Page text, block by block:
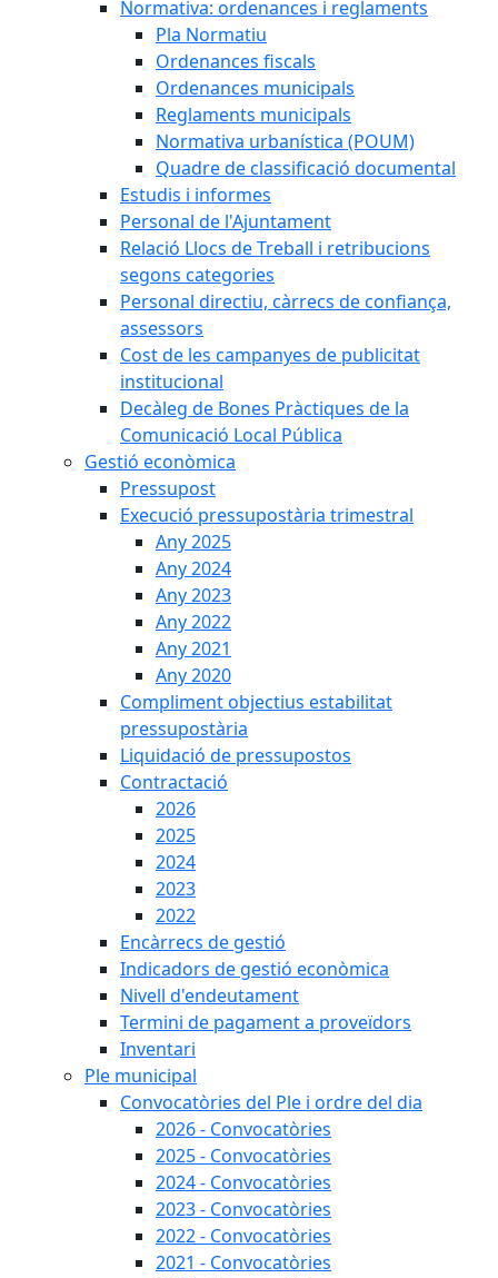
Normativa: ordenances i reglaments
Pla Normatiu
Ordenances fiscals
Ordenances municipals
Reglaments municipals
Normativa urbanística (POUM)
Quadre de classificació documental
Estudis i informes
Personal de l'Ajuntament
Relació Llocs de Treball i retribucions
segons categories
Personal directiu, càrrecs de confiança,
assessors
Cost de les campanyes de publicitat
institucional
Decàleg de Bones Pràctiques de la
Comunicació Local Pública
Gestió econòmica
Pressupost
Execució pressupostària trimestral
Any 2025
Any 2024
Any 2023
Any 2022
Any 2021
Any 2020
Compliment objectius estabilitat
pressupostària
Liquidació de pressupostos
Contractació
2026
2025
2024
2023
2022
Encàrrecs de gestió
Indicadors de gestió econòmica
Nivell d'endeutament
Termini de pagament a proveïdors
Inventari
Ple municipal
Convocatòries del Ple i ordre del dia
2026 - Convocatòries
2025 - Convocatòries
2024 - Convocatòries
2023 - Convocatòries
2022 - Convocatòries
2021 - Convocatòries